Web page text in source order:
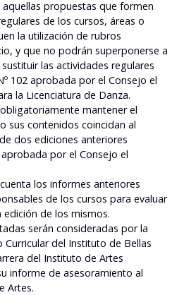
propuestas que formen
de los cursos, áreas o
la utilización de rubros
y que no podrán superponerse a
las actividades regulares
102 aprobada por el Consejo el
la Licenciatura de Danza.
mantener el
sus contenidos coincidan al
dos ediciones anteriores
aprobada por el Consejo el
los informes anteriores
de los cursos para evaluar
edición de los mismos.
serán consideradas por la
Curricular del Instituto de Bellas
del Instituto de Artes
informe de asesoramiento al
Artes.